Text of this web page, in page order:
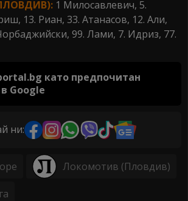
1 Милосавлевич, 5.
13. Риан, 33. Атанасов, 12. Али,
99. Лами, 7. Идриз, 77.
като предпочитан
Google
ни:
Локомотив (Пловдив)